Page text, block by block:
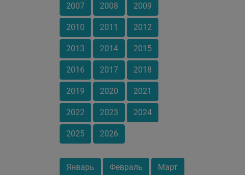
2007 2008 2009
2010 2011 2012
2013 2014 2015
2016 2017 2018
2019 2020 2021
2022 2023 2024
2025 2026
Январь Февраль Март